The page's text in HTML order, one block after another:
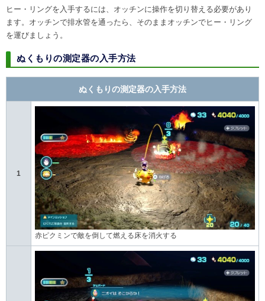
ヒー・リングを入手するには、オッチンに操作を切り替える必要があり
ます。オッチンで排水管を通ったら、そのままオッチンでヒー・リング
を運びましょう。
ぬくもりの測定器の入手方法
ぬくもりの測定器の入手方法
1
赤ピクミンで敵を倒して燃える床を消火する